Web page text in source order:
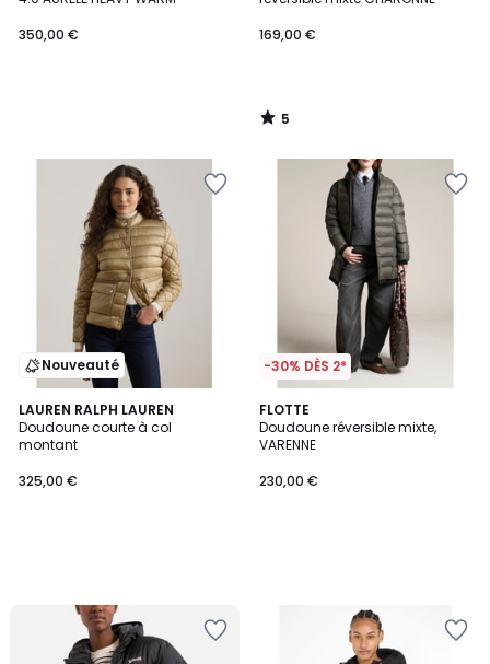
350,00 €
169,00 €
5
/
Nouveauté
LAUREN RALPH LAUREN
Doudoune courte à col
montant
325,00 €
-30% DÈS 2*
FLOTTE
Doudoune réversible mixte,
VARENNE
230,00 €